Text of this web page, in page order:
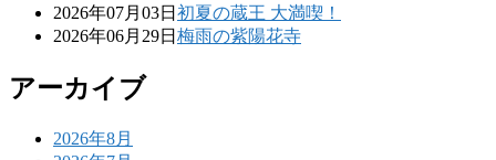
2026年07月03日 初夏の蔵王 大満喫！
2026年06月29日 梅雨の紫陽花寺
アーカイブ
2026年8月